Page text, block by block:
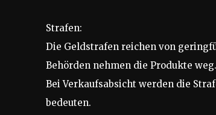
Strafen:
Die Geldstrafen reichen von
Behörden nehmen die Produkte weg.
Bei Verkaufsabsicht werden die
bedeuten.